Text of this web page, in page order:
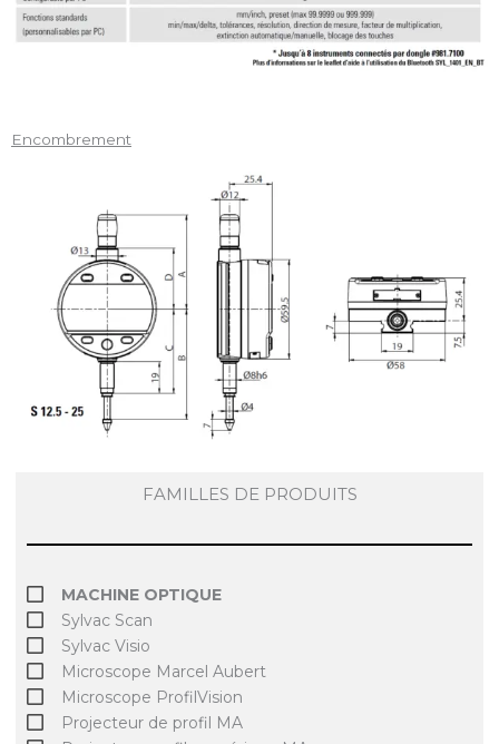
FAMILLES DE PRODUITS
MACHINE OPTIQUE
Sylvac Scan
Sylvac Visio
Microscope Marcel Aubert
Microscope ProfilVision
Projecteur de profil MA
Encombrement